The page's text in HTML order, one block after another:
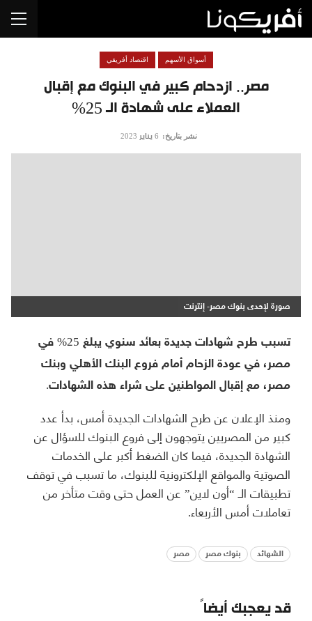
مصر.. ازدحام كبير في البنوك مع إقبال
العملاء على شهادة الـ 25%
أسواق الأسهم اقتصاد أفريقي
نشر بتاريخ: 6 يناير 2023
صورة لإحدى بنوك مصر- إنترنت
تسبب طرح شهادات جديدة بعائد سنوي يبلغ 25% في
مصر، في عودة الزحام أمام فروع البنك الأهلي وبنك
مصر، مع إقبال المواطنين على شراء هذه الشهادات.
ومنذ الإعلان عن طرح الشهادات الجديدة أمس، بدأ عدد
كبير من المصريين يتوجهون إلى فروع البنوك للسؤال عن
الشهادة الجديدة، فيما كان الضغط أكبر على الخدمات
الصوتية والمواقع الإلكترونية للبنوك، ما تسبب في توقف
تطبيقات الـ “أون لاين” عن العمل حتى وقت متأخر من
تعاملات أمس الأربعاء.
الشهائد بنوك مصر مصر
قد يعجبك أيضاً